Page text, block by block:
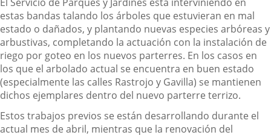
estas bandas talando los árboles que estuvieran en mal
estado o dañados, y plantando nuevas especies arbóreas y
arbustivas, completando la actuación con la instalación de
riego por goteo en los nuevos parterres. En los casos en
los que el arbolado actual se encuentra en buen estado
(especialmente las calles Rastrojo y Gavilla) se mantienen
dichos ejemplares dentro del nuevo parterre terrizo.
Estos trabajos previos se están desarrollando durante el
actual mes de abril, mientras que la renovación del